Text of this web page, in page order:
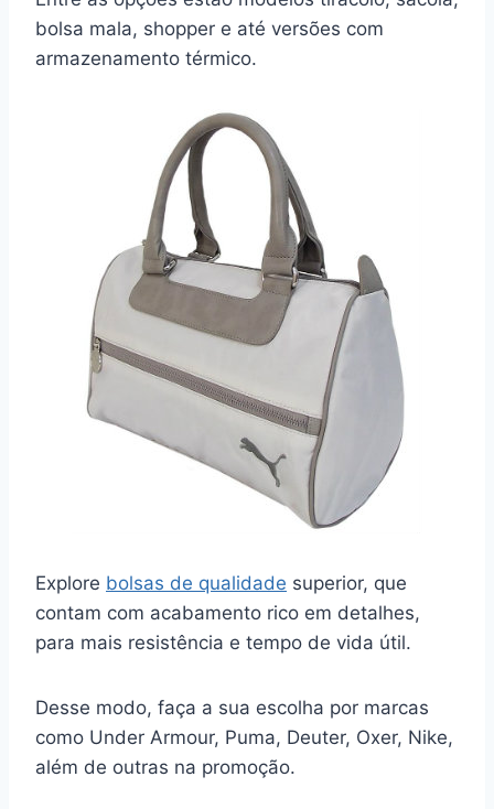
bolsa mala, shopper e até versões com
armazenamento térmico.
Explore bolsas de qualidade superior, que
contam com acabamento rico em detalhes,
para mais resistência e tempo de vida útil.
Desse modo, faça a sua escolha por marcas
como Under Armour, Puma, Deuter, Oxer, Nike,
além de outras na promoção.